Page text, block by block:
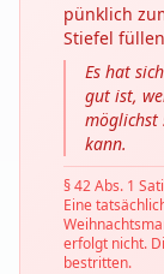
pünklich
Stiefel
Es hat
gut ist,
möglichst
kann.
§ 42 Abs. 1
Eine
erfolgt nicht.
bestritten.